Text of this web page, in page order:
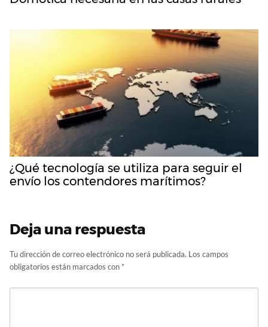
¿Qué tecnología se utiliza para seguir el
envío los contendores marítimos?
Deja una respuesta
Tu dirección de correo electrónico no será publicada. Los campos
obligatorios están marcados con *